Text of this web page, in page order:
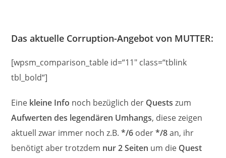
Das aktuelle Corruption-Angebot von MUTTER:
[wpsm_comparison_table id=“11″ class=“tblink
tbl_bold“]
Eine kleine Info noch bezüglich der Quests zum
Aufwerten des legendären Umhangs, diese zeigen
aktuell zwar immer noch z.B.*/6 oder*/8an, ihr
benötigt aber trotzdem nur 2 Seiten um die Quest